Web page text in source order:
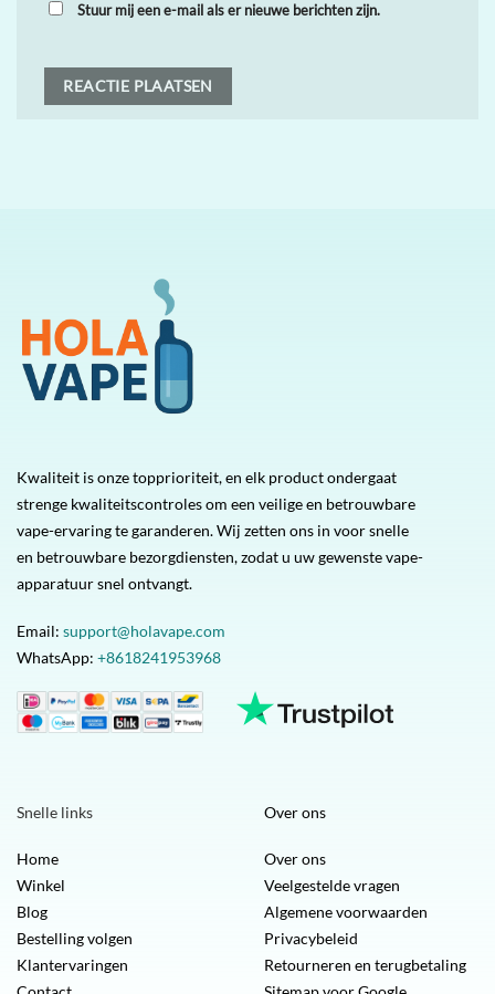
Stuur mij een e-mail als er nieuwe berichten zijn.
Kwaliteit is onze topprioriteit, en elk product ondergaat
strenge kwaliteitscontroles om een veilige en betrouwbare
vape-ervaring te garanderen. Wij zetten ons in voor snelle
en betrouwbare bezorgdiensten, zodat u uw gewenste vape-
apparatuur snel ontvangt.
Email: support@holavape.com
WhatsApp: +8618241953968
Snelle links
Home
Winkel
Blog
Bestelling volgen
Klantervaringen
Over ons
Over ons
Veelgestelde vragen
Algemene voorwaarden
Privacybeleid
Retourneren en terugbetaling